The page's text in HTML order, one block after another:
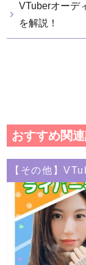
VTuberオーデ
を解説！
おすすめ関
【その他】